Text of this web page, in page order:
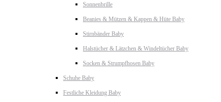
Sonnenbrille
Beanies & Mützen & Kappen & Hüte Baby
Stirnbänder Baby
Halstücher & Lätzchen & Windeltücher Baby
Socken & Strumpfhosen Baby
Schuhe Baby
Festliche Kleidung Baby